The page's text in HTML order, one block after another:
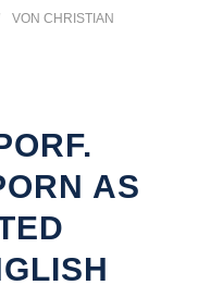
VON CHRISTIAN
AS